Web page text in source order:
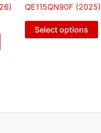
QE115QN90F (2025)
Select options